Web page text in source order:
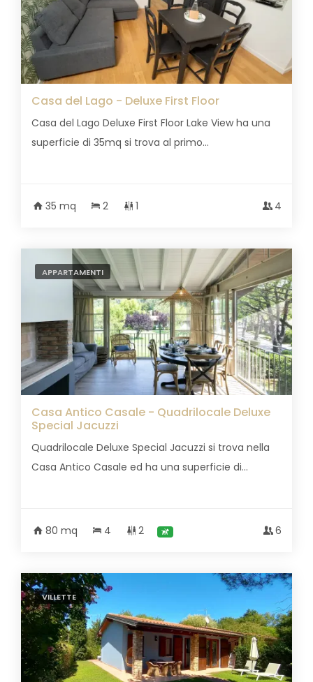
Casa del Lago - Deluxe First Floor
Casa del Lago Deluxe First Floor Lake View ha una
superficie di 35mq si trova al primo...
35 mq 2 1 4
APPARTAMENTI
Casa Antico Casale - Quadrilocale Deluxe
Special Jacuzzi
Quadrilocale Deluxe Special Jacuzzi si trova nella
Casa Antico Casale ed ha una superficie di...
80 mq 4 2 6
VILLETTE